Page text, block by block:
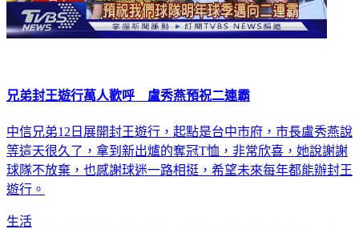
兄弟封王遊行萬人歡呼 盧秀燕預祝二連霸
中信兄弟12日展開封王遊行，起點是台中市府，市長盧秀燕說
等這天很久了，拿到新出爐的奪冠T恤，非常欣喜，她說謝謝
球隊不放棄，也感謝球迷一路相挺，希望未來每年都能辦封王
遊行。
生活